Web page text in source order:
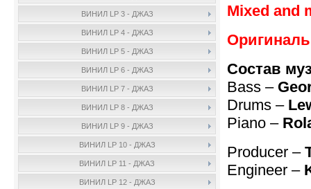
ВИНИЛ LP 3 - ДЖАЗ
ВИНИЛ LP 4 - ДЖАЗ
ВИНИЛ LP 5 - ДЖАЗ
ВИНИЛ LP 6 - ДЖАЗ
ВИНИЛ LP 7 - ДЖАЗ
ВИНИЛ LP 8 - ДЖАЗ
ВИНИЛ LP 9 - ДЖАЗ
ВИНИЛ LP 10 - ДЖАЗ
ВИНИЛ LP 11 - ДЖАЗ
ВИНИЛ LP 12 - ДЖАЗ
Mixed and
Состав
Bass –
Drums –
Piano –
Producer –
Engineer –